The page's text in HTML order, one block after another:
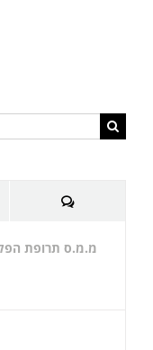
Comments